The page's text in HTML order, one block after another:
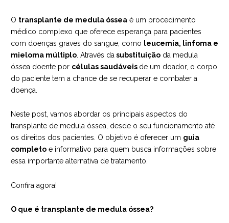
O transplante de medula óssea é um procedimento
médico complexo que oferece esperança para pacientes
com doenças graves do sangue, como leucemia, linfoma e
mieloma múltiplo . Através da substituição da medula
óssea doente por células saudáveis de um doador, o corpo
do paciente tem a chance de se recuperar e combater a
doença.
Neste post, vamos abordar os principais aspectos do
transplante de medula óssea, desde o seu funcionamento até
os direitos dos pacientes. O objetivo é oferecer um guia
completo e informativo para quem busca informações sobre
essa importante alternativa de tratamento.
Confira agora!
O que é transplante de medula óssea?